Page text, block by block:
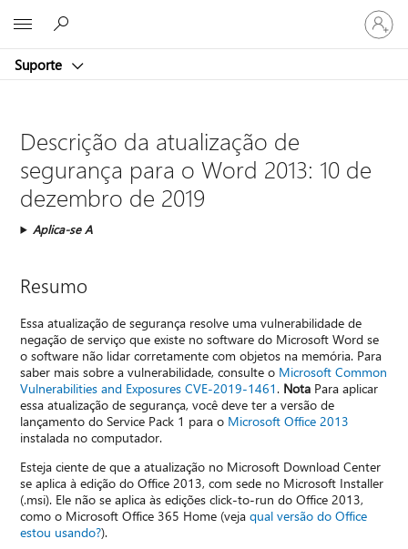
Suporte
Iniciar
sessão
na
Descrição da atualização de
segurança para o Word 2013: 10 de
dezembro de 2019
Aplica-se A
Resumo
Essa atualização de segurança resolve uma vulnerabilidade de
negação de serviço que existe no software do Microsoft Word se
o software não lidar corretamente com objetos na memória. Para
saber mais sobre a vulnerabilidade, consulte o Microsoft Common
Vulnerabilities and Exposures CVE-2019-1461 . Nota Para aplicar
essa atualização de segurança, você deve ter a versão de
lançamento do Service Pack 1 para o Microsoft Office 2013
instalada no computador.
Esteja ciente de que a atualização no Microsoft Download Center
se aplica à edição do Office 2013, com sede no Microsoft Installer
(.msi). Ele não se aplica às edições click-to-run do Office 2013,
como o Microsoft Office 365 Home (vejaqual versão do Office
estou usando?).